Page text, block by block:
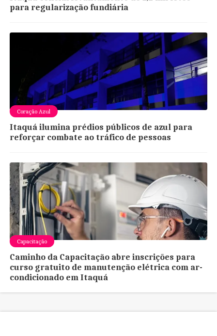
para regularização fundiária
Coração Azul
Itaquá ilumina prédios públicos de azul para
reforçar combate ao tráfico de pessoas
Capacitação
Caminho da Capacitação abre inscrições para
curso gratuito de manutenção elétrica com ar-
condicionado em Itaquá